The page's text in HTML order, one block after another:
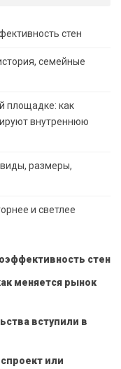
стен
семейные
площадке: как
внутреннюю
размеры,
и светлее
стен
меняется рынок
вступили в
или